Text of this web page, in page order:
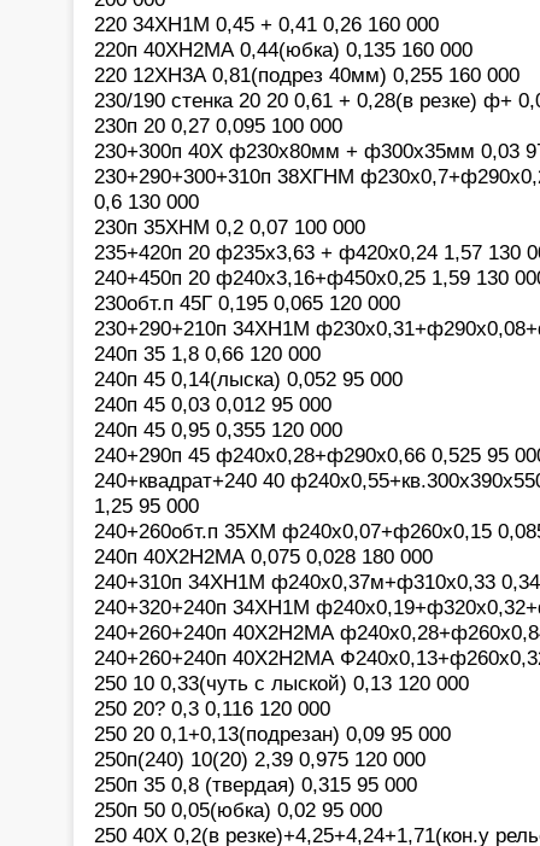
220 34ХН1М 0,45 + 0,41 0,26 160 000
220п 40ХН2МА 0,44(юбка) 0,135 160 000
220 12ХН3А 0,81(подрез 40мм) 0,255 160 000
230/190 стенка 20 20 0,61 + 0,28(в резке) ф+
230п 20 0,27 0,095 100 000
230+300п 40Х ф230х80мм + ф300х35мм 0,03
230+290+300+310п 38ХГНМ
0,6 130 000
230п 35ХНМ 0,2 0,07 100 000
235+420п 20 ф235х3,63 + ф420х0,24 1,57 130
240+450п 20 ф240х3,16+ф450х0,25 1,59 130
230обт.п 45Г 0,195 0,065 120 000
230+290+210п 34ХН1М
240п 35 1,8 0,66 120 000
240п 45 0,14(лыска) 0,052 95 000
240п 45 0,03 0,012 95 000
240п 45 0,95 0,355 120 000
240+290п 45 ф240х0,28+ф290х0,66 0,525 95
240+квадрат+240 40
1,25 95 000
240+260обт.п 35ХМ ф240х0,07+ф260х0,15
240п 40Х2Н2МА 0,075 0,028 180 000
240+310п 34ХН1М ф240х0,37м+ф310х0,33
240+320+240п 34ХН1М
240+260+240п 40Х2Н2МА
240+260+240п 40Х2Н2МА
250 10 0,33(чуть с лыской) 0,13 120 000
250 20? 0,3 0,116 120 000
250 20 0,1+0,13(подрезан) 0,09 95 000
250п(240) 10(20) 2,39 0,975 120 000
250п 35 0,8 (твердая) 0,315 95 000
250п 50 0,05(юбка) 0,02 95 000
250 40Х 0,2(в резке)+4,25+4,24+1,71(кон.у